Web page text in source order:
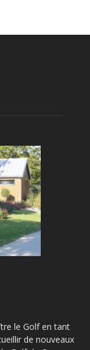
le Golf en tant
de nouveaux